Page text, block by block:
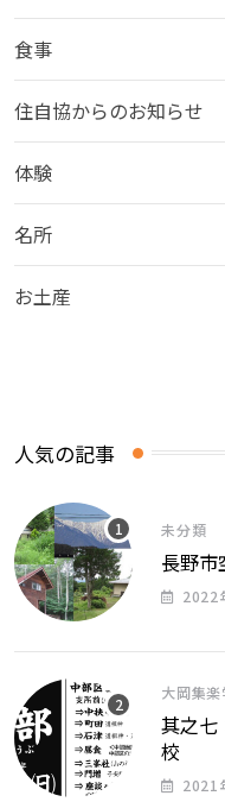
食事
住自協からのお知らせ
体験
名所
お土産
人気の記事
未分類
長野
2022
大岡集楽
其之七
校
2021